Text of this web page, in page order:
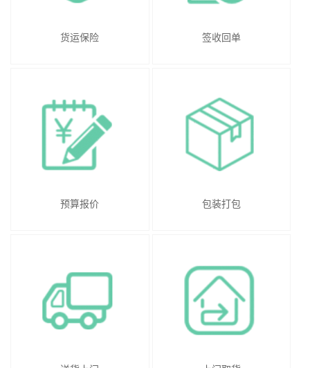
货运保险 签收回单
预算报价 包装打包